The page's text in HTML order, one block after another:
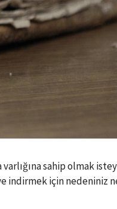
sahip olmak
için nedeniniz